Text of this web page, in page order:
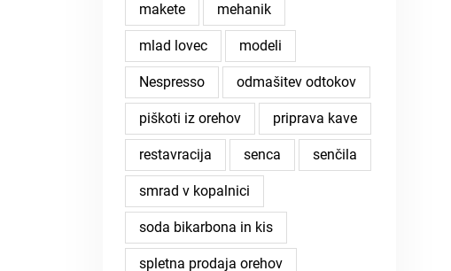
makete mehanik
mlad lovec modeli
Nespresso odmašitev odtokov
piškoti iz orehov priprava kave
restavracija senca senčila
smrad v kopalnici
soda bikarbona in kis
spletna prodaja orehov